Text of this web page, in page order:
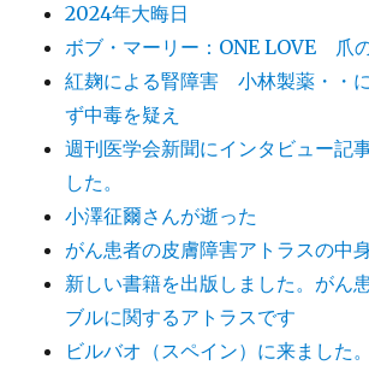
2024年大晦日
ボブ・マーリー：ONE LOVE 爪
紅麹による腎障害 小林製薬・・
ず中毒を疑え
週刊医学会新聞にインタビュー記
した。
小澤征爾さんが逝った
がん患者の皮膚障害アトラスの中
新しい書籍を出版しました。がん
ブルに関するアトラスです
ビルバオ（スペイン）に来ました。